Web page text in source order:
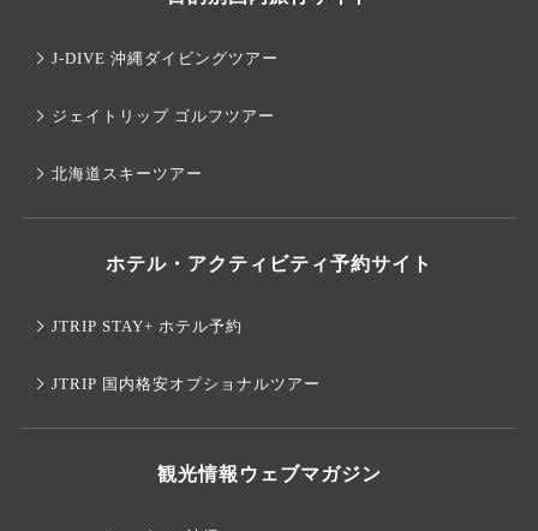
J-DIVE 沖縄ダイビングツアー
ジェイトリップ ゴルフツアー
北海道スキーツアー
ホテル・アクティビティ予約サイト
JTRIP STAY+ ホテル予約
JTRIP 国内格安オプショナルツアー
観光情報ウェブマガジン